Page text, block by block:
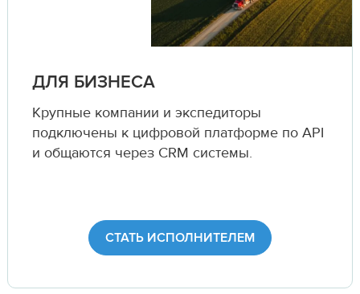
ДЛЯ БИЗНЕСА
Крупные компании и экспедиторы
подключены к цифровой платформе по API
и общаются через CRM системы.
СТАТЬ ИСПОЛНИТЕЛЕМ